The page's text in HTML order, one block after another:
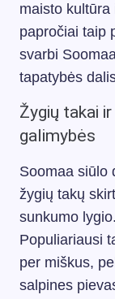
maisto kultūra
papročiai taip
svarbi
tapatybės
Žygių takai
galimybės
Soomaa siūlo
žygių takų
sunkumo lygio.
Populiariausi
per miškus,
salpines